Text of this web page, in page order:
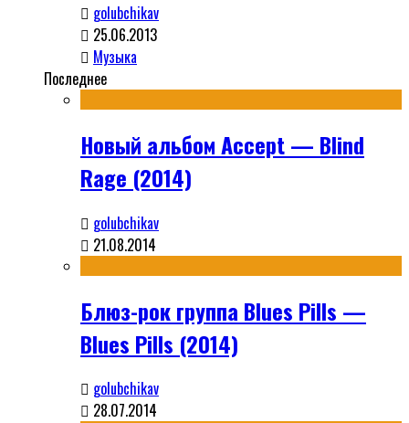
golubchikav
25.06.2013
Музыка
Последнее
Новый альбом Accept — Blind
Rage (2014)
golubchikav
21.08.2014
Блюз-рок группа Blues Pills —
Blues Pills (2014)
golubchikav
28.07.2014